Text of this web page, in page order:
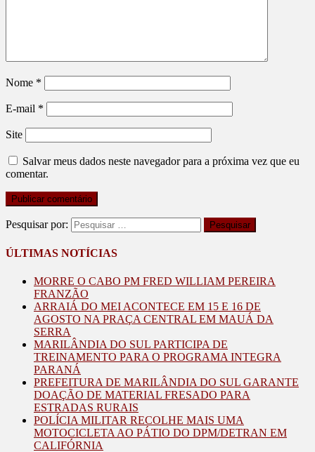
Nome *
E-mail *
Site
Salvar meus dados neste navegador para a próxima vez que eu
comentar.
Pesquisar por:
ÚLTIMAS NOTÍCIAS
MORRE O CABO PM FRED WILLIAM PEREIRA
FRANZÃO
ARRAIÁ DO MEI ACONTECE EM 15 E 16 DE
AGOSTO NA PRAÇA CENTRAL EM MAUÁ DA
SERRA
MARILÂNDIA DO SUL PARTICIPA DE
TREINAMENTO PARA O PROGRAMA INTEGRA
PARANÁ
PREFEITURA DE MARILÂNDIA DO SUL GARANTE
DOAÇÃO DE MATERIAL FRESADO PARA
ESTRADAS RURAIS
POLÍCIA MILITAR RECOLHE MAIS UMA
MOTOCICLETA AO PÁTIO DO DPM/DETRAN EM
CALIFÓRNIA